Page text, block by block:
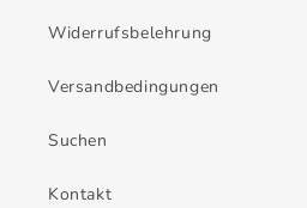
Widerrufsbelehrung
Versandbedingungen
Suchen
Kontakt